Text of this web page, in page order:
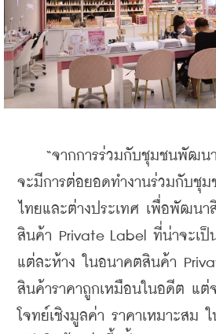
“จากการร่วมกับชุมชนพัฒนา
จะมีการต่อยอดทำงานร่วมกับชุม
ไทยและต่างประเทศ เพื่อพัฒนา
สินค้า Private Label ที่น่าจะเป็
แต่ละห้าง ในอนาคตสินค้า
สินค้าราคาถูกเหมือนในอดีต แต่
โจทย์เชิงมูลค่า ราคาเหมาะสม